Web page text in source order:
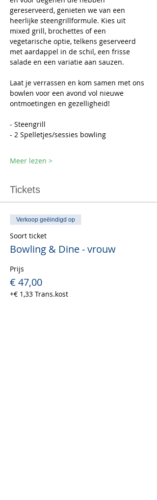
gereserveerd, genieten we van een
heerlijke steengrillformule. Kies uit
mixed grill, brochettes of een
vegetarische optie, telkens geserveerd
met aardappel in de schil, een frisse
salade en een variatie aan sauzen.
Laat je verrassen en kom samen met ons
bowlen voor een avond vol nieuwe
ontmoetingen en gezelligheid!
- Steengrill
- 2 Spelletjes/sessies bowling
Meer lezen >
Tickets
Verkoop geëindigd op
Soort ticket
Bowling & Dine - vrouw
Prijs
€ 47,00
+€ 1,33 Trans.kost